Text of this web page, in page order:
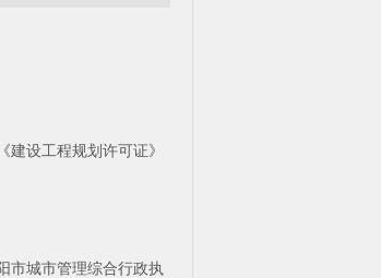
设工程规划许可证》
市城市管理综合行政执